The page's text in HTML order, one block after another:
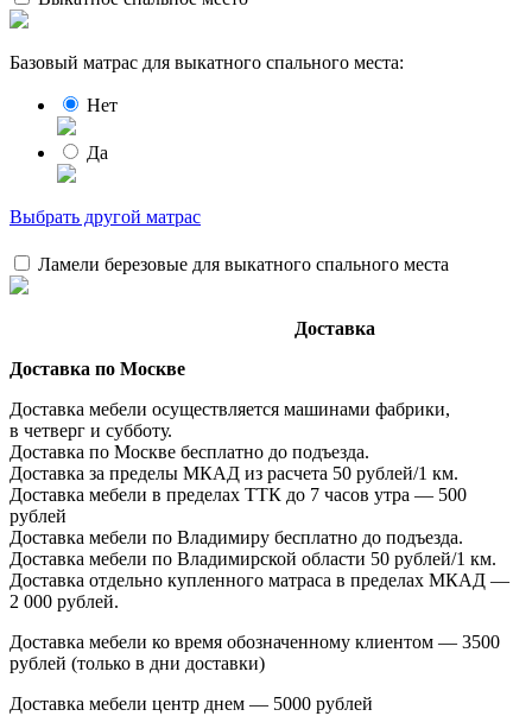
Базовый матрас для выкатного спального места:
Нет
Да
Выбрать другой матрас
Ламели березовые для выкатного спального места
Доставка
Доставка по Москве
Доставка мебели осуществляется машинами фабрики,
в четверг и субботу.
Доставка по Москве бесплатно до подъезда.
Доставка за пределы МКАД из расчета 50 рублей/1 км.
Доставка мебели в пределах ТТК до 7 часов утра — 500
рублей
Доставка мебели по Владимиру бесплатно до подъезда.
Доставка мебели по Владимирской области 50 рублей/1 км.
Доставка отдельно купленного матраса в пределах МКАД —
2 000 рублей.
Доставка мебели ко время обозначенному клиентом — 3500
рублей (только в дни доставки)
Доставка мебели центр днем — 5000 рублей